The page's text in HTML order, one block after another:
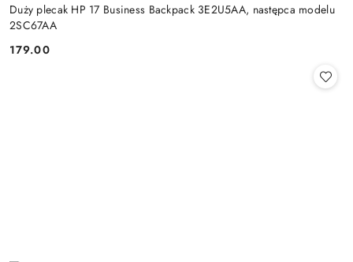
Duży plecak HP 17 Business Backpack 3E2U5AA, następca modelu
2SC67AA
Cena:
179.00